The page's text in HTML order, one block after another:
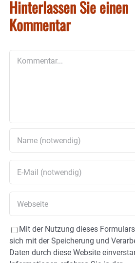
Hinterlassen Sie einen
Kommentar
Mit der Nutzung dieses
sich mit der Speicherung und
Daten durch diese Website